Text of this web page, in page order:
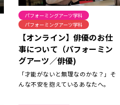
パフォーミングアーツ学科
パフォーミングアーツ学科
【オンライン】俳優のお仕
事について（パフォーミン
グアーツ／俳優)
「才能がないと無理なのかな？」そ
んな不安を抱えているあなたへ。